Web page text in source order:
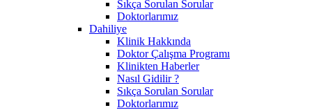
Sıkça Sorulan Sorular
Doktorlarımız
Dahiliye
Klinik Hakkında
Doktor Çalışma Programı
Klinikten Haberler
Nasıl Gidilir ?
Sıkça Sorulan Sorular
Doktorlarımız